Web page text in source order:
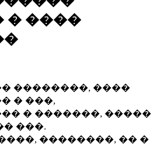
� ����
��������, ����
� ���,
� �������, �����
���.
��������, �� �